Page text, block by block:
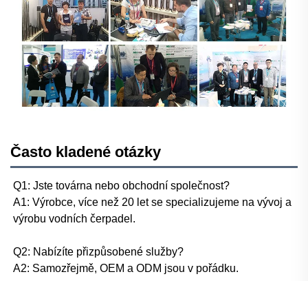
Často kladené otázky
Q1: Jste továrna nebo obchodní společnost?
A1: Výrobce, více než 20 let se specializujeme na vývoj a
výrobu vodních čerpadel.
Q2: Nabízíte přizpůsobené služby?
A2: Samozřejmě, OEM a ODM jsou v pořádku.